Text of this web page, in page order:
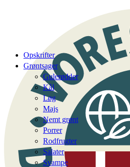
Opskrifter
Grøntsager
Gulerødder
Kål
Løg
Majs
Nemt grønt
Porrer
Rodfrugter
Salater
Svampe